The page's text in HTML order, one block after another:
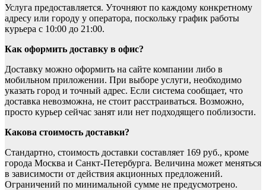
Услуга предоставляется. Уточняют по каждому конкретному
адресу или городу у оператора, поскольку график работы
курьера с 10:00 до 21:00.
Как оформить доставку в офис?
Доставку можно оформить на сайте компании либо в
мобильном приложении. При выборе услуги, необходимо
указать город и точный адрес. Если система сообщает, что
доставка невозможна, не стоит расстраиваться. Возможно,
просто курьер сейчас занят или нет подходящего поблизости.
Какова стоимость доставки?
Стандартно, стоимость доставки составляет 169 руб., кроме
города Москва и Санкт-Петербурга. Величина может меняться
в зависимости от действия акционных предложений.
Ограничений по минимальной сумме не предусмотрено.